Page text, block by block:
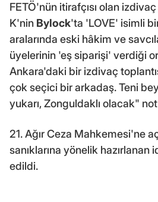
FETÖ'nün itirafçısı olan
K'nin Bylock'ta 'LOVE' isimli
aralarında eski hâkim ve
üyelerinin 'eş siparişi' verdiği
Ankara'daki bir izdivaç
çok seçici bir arkadaş. Teni
yukarı, Zonguldaklı olacak"
21. Ağır Ceza Mahkemesi'ne
sanıklarına yönelik hazırlanan
edildi.